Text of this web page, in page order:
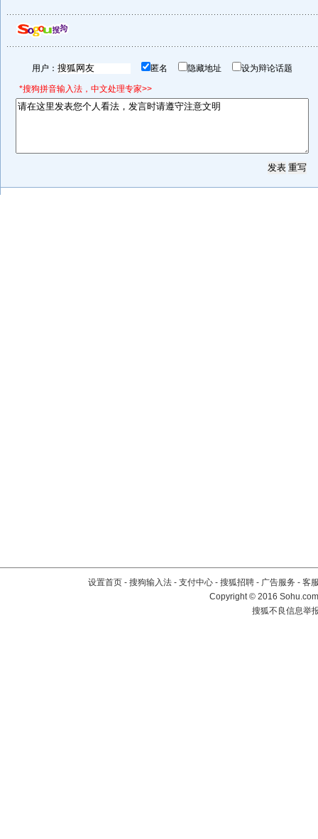
用户： 匿名 隐藏地址 设为辩论话题
*搜狗拼音输入法，中文处理专家>>
设置首页 - 搜狗输入法 - 支付中心 - 搜狐招聘 - 广告服务 - 客
Copyright©2016
搜狐不良信息举